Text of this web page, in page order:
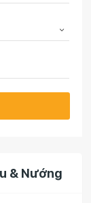
& Nướng